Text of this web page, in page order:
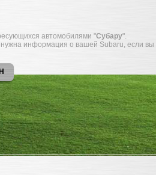
автомобилями "Субару".
нужна информация о вашей Subaru, если вы